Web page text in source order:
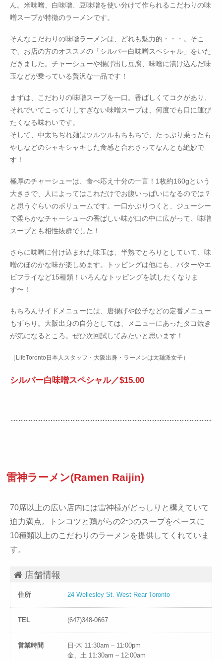
ん。米味噌、白味噌、豆味噌を使い分けて作られるこだわりの味
噌スープが特徴のラーメンです。
そんなこだわりの味噌ラーメンは、どれも魅力的・・・。そこ
で、お店の方のオススメの「シルバー白味噌スペシャル」をいた
だきました。チャーシューや揚げ出し豆腐、味噌に漬け込んだ味
玉などが乗っている贅沢な一品です！
まずは、こだわりの味噌スープを一口。香ばしくてコクがあり、
それでいてこってりしすぎない味噌スープは、何度でも口に運び
たくなる味わいです。
そして、中太ちぢれ麺はツルツルもちもちで、たっぷり乗ったも
やしなどのシャキシャキした食感と合わさってなんとも絶妙で
す！
極厚のチャーシューは、食べ応え十分の一言！1枚約160gという
大きさで、人によってはこれだけでお腹いっぱいになるのでは？
と思うぐらいのボリュームです。一口かぶりつくと、ジューシー
で柔らかなチャーシューの香ばしい味が口の中に広がって、味噌
スープとも相性抜群でした！
さらに味噌に付け込まれた味玉は、半熟でとろりとしていて、味
噌のほのかな味が楽しめます。トッピングは他にも、バターやエ
ビフライなど15種類！いろんなトッピングを試したくなりま
す〜！
もちろんサイドメニューには、唐揚げや餃子などの定番メニュー
もずらり。大阪出身の自分としては、メニューにあったタコ焼き
が気になるところ。ぜひ次回試してみたいと思います！
（LifeToronto日本人スタッフ・大阪出身・ラーメンは太麺派女子）
シルバー白味噌スペシャル／$15.00
雷神ラーメン(Ramen Raijin)
70席以上の広い店内には雷神様がどっしりと構えていて
迫力満点。トンコツと鶏がらの2つのスープをベースに
10種類以上のこだわりのラーメンを提供してくれていま
す。
店舗情報
住所 24 Wellesley St. West Rear Toronto
TEL (647)348-0667
営業時間
日-木 11:30am – 11:00pm
金、土 11:30am – 12:00am